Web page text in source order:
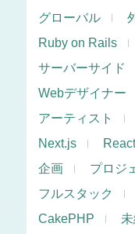
グローバル
Ruby on Rails
サーバーサイド
Webデザイナー
アーティスト
Next.js
React
企画
プロジ
フルスタック
CakePHP